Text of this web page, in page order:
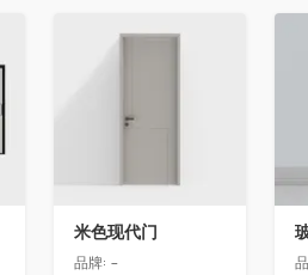
收藏
米色现代门
品牌: -